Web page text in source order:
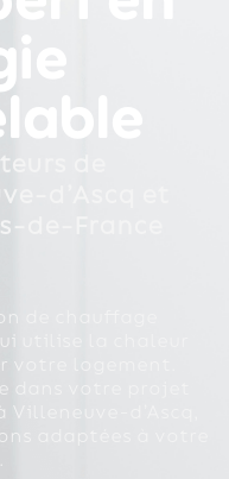
de
d’Ascq et
de-France
de chauffage
utilise la chaleur
votre logement.
dans votre projet
d’Ascq,
adaptées à votre